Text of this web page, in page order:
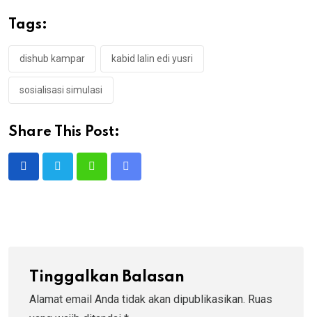
Tags:
dishub kampar kabid lalin edi yusri
sosialisasi simulasi
Share This Post:
WhatsappShare
Tinggalkan Balasan
Alamat email Anda tidak akan dipublikasikan. Ruas